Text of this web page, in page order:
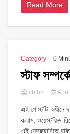
Read More
Category -0
স্টাফ
cblhn
এই পোস্টটি অধীনে
কলাম, ওয়েস্টফিল্ড
এই ফেব্রুয়ারিতে